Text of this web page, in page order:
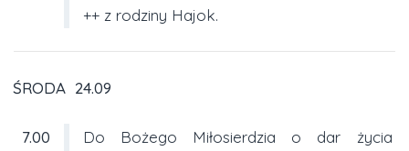
++ z rodziny Hajok.
ŚRODA 24.09
7.00
Do Bożego Miłosierdzia o dar życia